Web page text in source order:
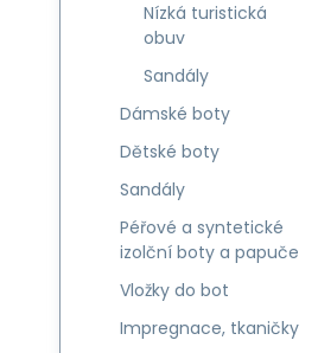
Nízká turistická
obuv
Sandály
Dámské boty
Dětské boty
Sandály
Péřové a syntetické
izolční boty a papuče
Vložky do bot
Impregnace, tkaničky